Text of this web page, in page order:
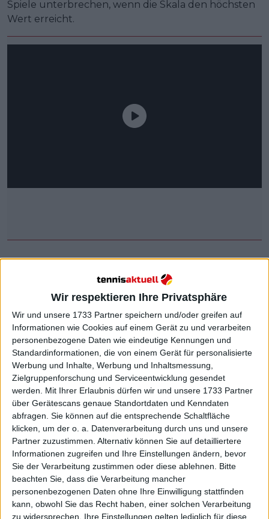
Wir respektieren Ihre Privatsphäre
Wir und unsere 1733 Partner speichern und/oder greifen auf
Informationen wie Cookies auf einem Gerät zu und verarbeiten
personenbezogene Daten wie eindeutige Kennungen und
Standardinformationen, die von einem Gerät für personalisierte
Werbung und Inhalte, Werbung und Inhaltsmessung,
Zielgruppenforschung und Serviceentwicklung gesendet
werden.
Mit Ihrer Erlaubnis dürfen wir und unsere 1733 Partner
über Gerätescans genaue Standortdaten und Kenndaten
abfragen. Sie können auf die entsprechende Schaltfläche
klicken, um der o. a. Datenverarbeitung durch uns und unsere
Partner zuzustimmen. Alternativ können Sie auf detailliertere
Informationen zugreifen und Ihre Einstellungen ändern, bevor
Sie der Verarbeitung zustimmen oder diese ablehnen.
Bitte
beachten Sie, dass die Verarbeitung mancher
personenbezogenen Daten ohne Ihre Einwilligung stattfinden
kann, obwohl Sie das Recht haben, einer solchen Verarbeitung
zu widersprechen. Ihre Einstellungen gelten lediglich für diese
Spiele unterbrechen, wenn die Skala den höchsten
Wert erreicht.
Bei der strengsten Einstellung werden Spiele
außerhalb des Platzes unterbrochen, während der
Spielbetrieb in den Hauptarenen unter
geschlossenen Dächern fortgesetzt werden kann,
wenn die Bedingungen dies zulassen. Dies dient
dem Schutz der Spieler und Mitarbeiter vor
gefährlicher Hitzebelastung und führt oft zu
Verzögerungen, da die Offiziellen auf eine
Entspannung der Lage warten. Es hat Stressstufe 5
erreicht!
Wenn die Hitzestressskala der Australian Open Stufe
4 erreicht, können die Organisatoren eine
zusätzliche 10-minütige Hitzepause einlegen, um
den Spielern zu helfen, sich zu erholen. Im Damen-
Einzel wird diese Pause zwischen dem zweiten und
dritten Satz eingelegt, während sie im Herren-Einzel
zwischen dem dritten und vierten Satz stattfindet,